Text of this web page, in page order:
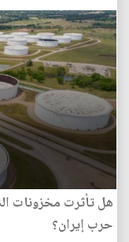
هل تأثرت مخزونات
حرب إيران؟